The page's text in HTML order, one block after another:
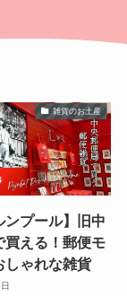
雑貨のお土産
ンプール】旧中
買える！郵便モ
しゃれな雑貨